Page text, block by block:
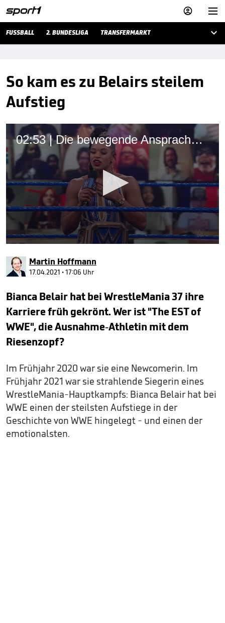


FUSSBALL 2. BUNDESLIGA TRANSFERMARKT 
So kam es zu Belairs steilem
Aufstieg
02:53 | Die bewegende Ansprache der großen WrestleMania-Siegerin
seconds
of
2
minutes,
seconds
Martin Hoffmann
17.04.2021 • 17:06 Uhr
Bianca Belair hat bei WrestleMania 37 ihre
Karriere früh gekrönt. Wer ist "The EST of
WWE", die Ausnahme-Athletin mit dem
Riesenzopf?
Im Frühjahr 2020 war sie eine Newcomerin. Im
Frühjahr 2021 war sie strahlende Siegerin eines
WrestleMania-Hauptkampfs: Bianca Belair hat bei
WWE einen der steilsten Aufstiege in der
Geschichte von WWE hingelegt - und einen der
emotionalsten.